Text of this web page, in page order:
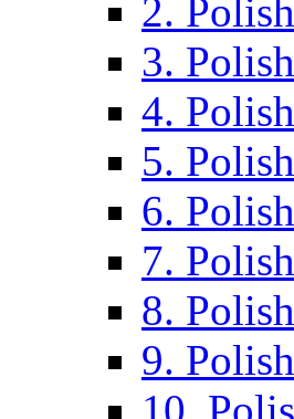
2.
3.
4.
5.
6.
7.
8.
9.
10.